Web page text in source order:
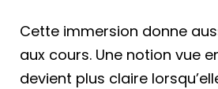
Cette immersion donne
aux cours. Une notion vue
devient plus claire